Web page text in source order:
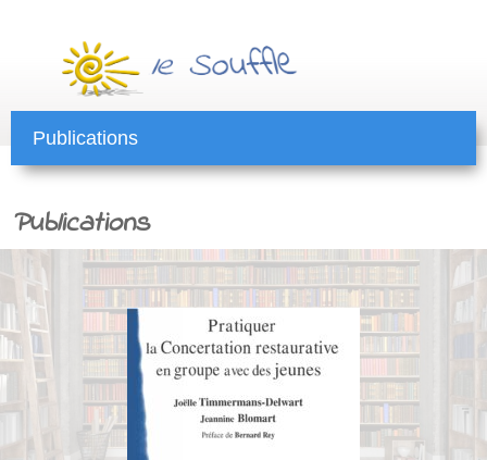
Publications
Publications